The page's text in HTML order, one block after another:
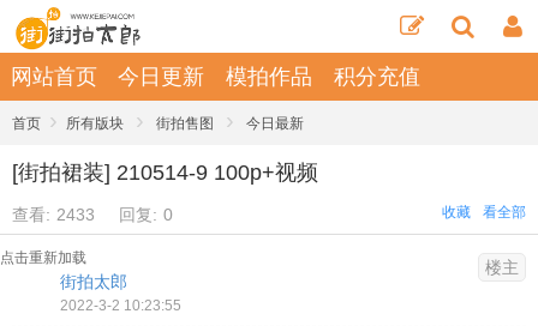
网站首页 今日更新 模拍作品 积分充值
首页 › 所有版块 › 街拍售图 › 今日最新
[街拍裙装] 210514-9 100p+视频
查看: 2433 回复: 0 看全部
收藏
点击重新加载
街拍太郎
2022-3-2 10:23:55
楼主